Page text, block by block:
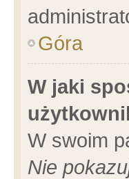
Góra
W jaki
W swoim
Nie